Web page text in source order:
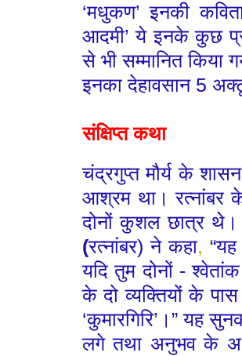
‘मधुकण’ इनकी
आदमी’ ये इनके कुछ
से भी सम्मानित किया
इनका देहावसान 5
संक्षिप्त कथा
चंद्रगुप्त मौर्य के
आश्रम था। रत्नांबर
दोनों कुशल छात्र
(रत्नांबर)ने कहा, “यह
यदि तुम दोनों-
के दो व्यक्तियों के
‘कुमारगिरि’ । ”यह
लगे तथा अनुभव के